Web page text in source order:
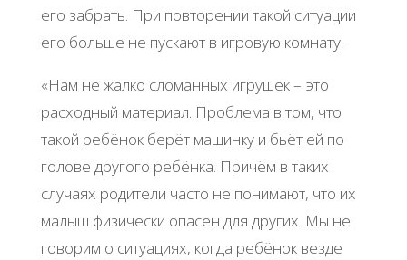
его забрать. При повторении такой ситуации
его больше не пускают в игровую комнату.
«Нам не жалко сломанных игрушек – это
расходный материал. Проблема в том, что
такой ребёнок берёт машинку и бьёт ей по
голове другого ребёнка. Причём в таких
случаях родители часто не понимают, что их
малыш физически опасен для других. Мы не
говорим о ситуациях, когда ребёнок везде